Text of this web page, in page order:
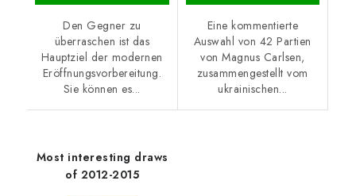
Den Gegner zu
überraschen ist das
Hauptziel der modernen
Eröffnungsvorbereitung.
Sie können es...
Eine kommentierte
Auswahl von 42 Partien
von Magnus Carlsen,
zusammengestellt vom
ukrainischen...
Most interesting draws
of 2012-2015